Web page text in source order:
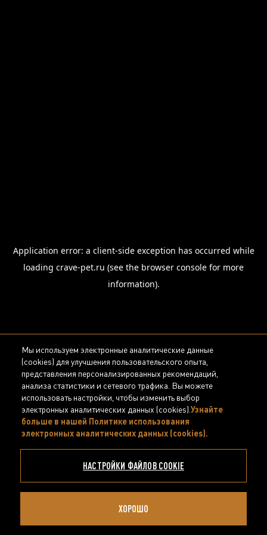
Application error: a client-side exception has occurred while
loading crave-pet.ru (see the browser console for more
information).
Мы используем электронные аналитические данные
(cookies) для улучшения пользовательского опыта,
представления персонализированных рекомендаций,
анализа статистики и сетевого трафика. Вы можете
использовать настройки, чтобы изменить выбор
электронных аналитических данных (cookies).Узнайте
больше в нашей Политике использования
электронных аналитических данных (cookies).
НАСТРОЙКИ ФАЙЛОВ COOKIE
ХОРОШО